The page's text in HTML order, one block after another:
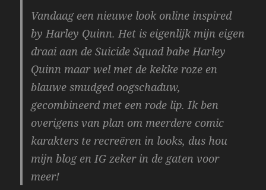
Vandaag een nieuwe look online inspired
by Harley Quinn. Het is eigenlijk mijn eigen
draai aan de Suicide Squad babe Harley
Quinn maar wel met de kekke roze en
blauwe smudged oogschaduw,
gecombineerd met een rode lip. Ik ben
overigens van plan om meerdere comic
karakters te recreëren in looks, dus hou
mijn blog en IG zeker in de gaten voor
meer!